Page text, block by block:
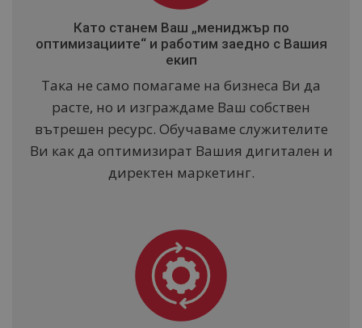
Като станем Ваш „мениджър по
оптимизациите“ и работим заедно с Вашия
екип
Така не само помагаме на бизнеса Ви да
расте, но и изграждаме Ваш собствен
вътрешен ресурс. Обучаваме служителите
Ви как да оптимизират Вашия дигитален и
директен маркетинг.